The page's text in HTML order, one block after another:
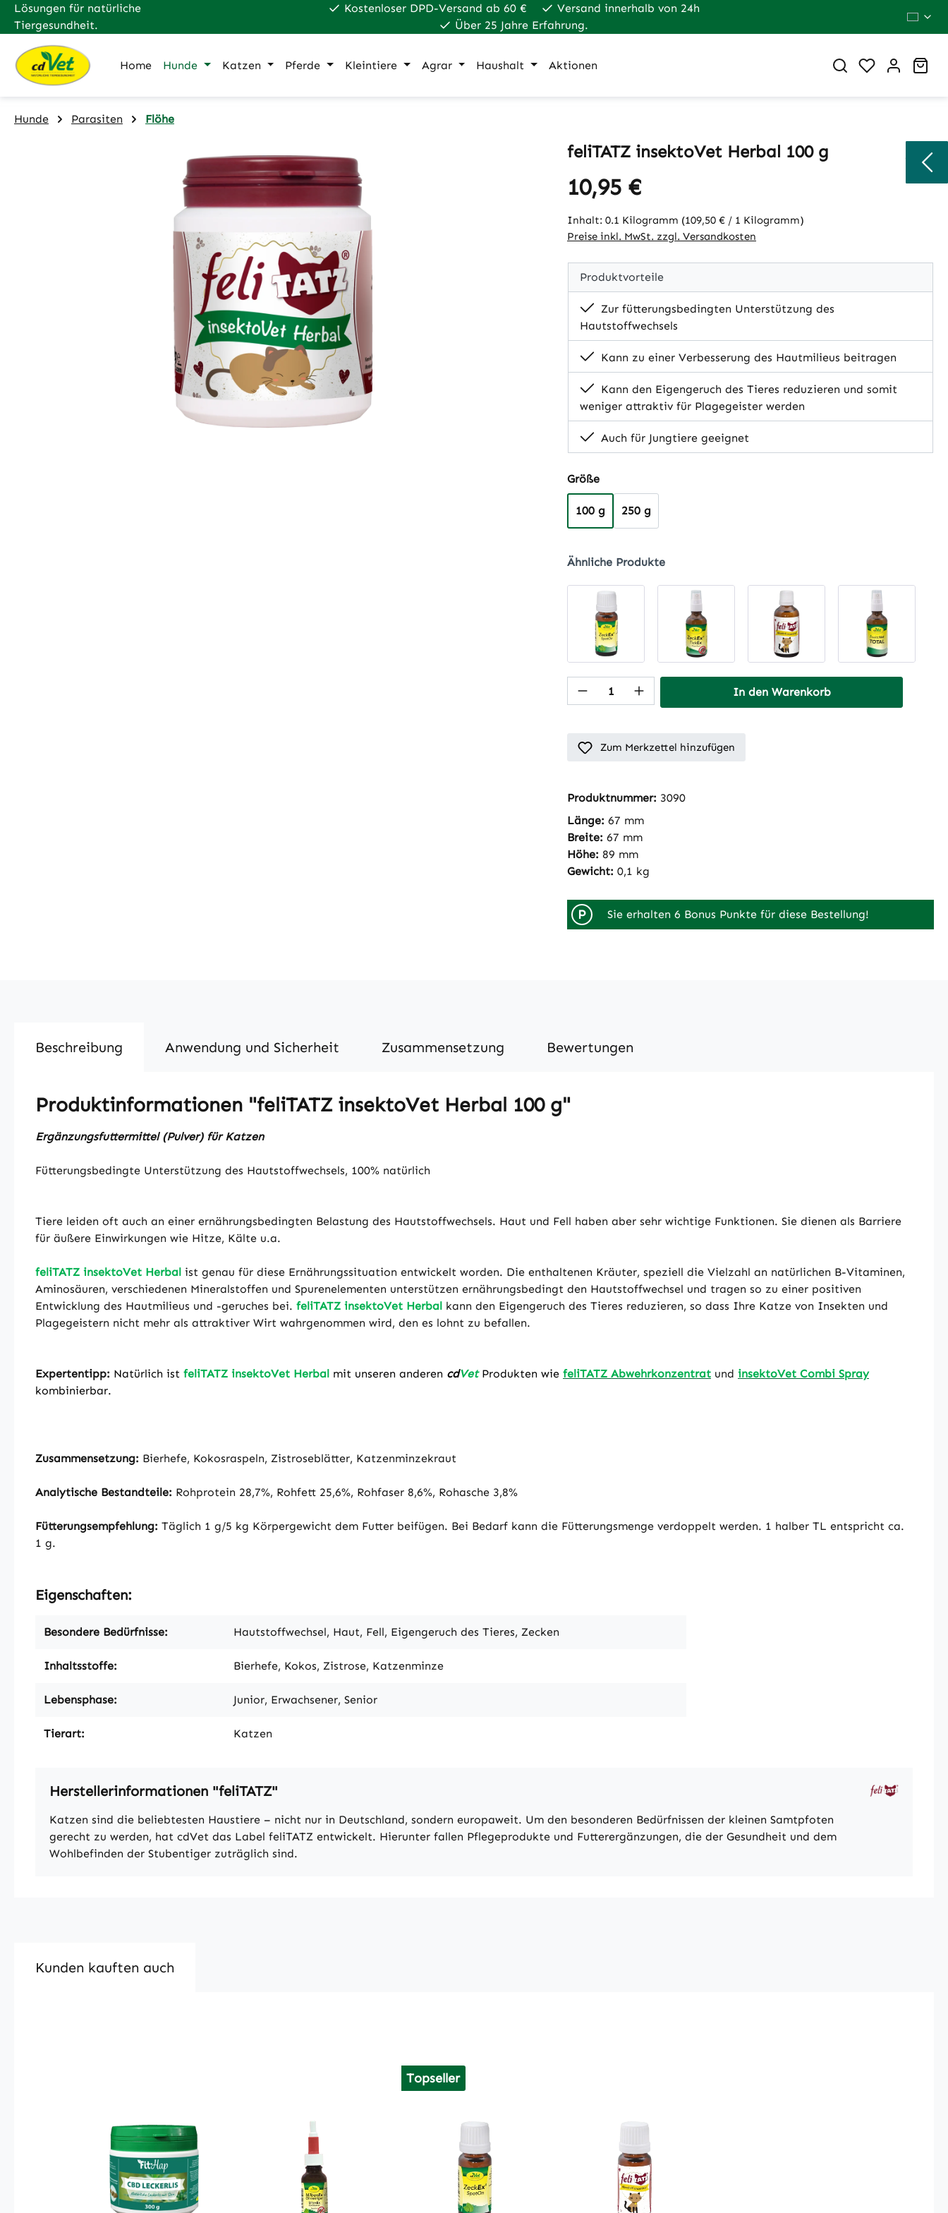
Hauptinhalt springen
Zur Suche springen
Zur Hauptnavigation springen
Lösungen für natürliche
Tiergesundheit.
Kostenloser DPD-Versand ab 60 €
Versand innerhalb von 24h
Über 25 Jahre Erfahrung.
Home Hunde Katzen Pferde Kleintiere Agrar Haushalt Aktionen Du hast 0
Hunde Parasiten Flöhe
feliTATZ insektoVet Herbal 100 g
Regulärer Preis:
10,95 €
Inhalt: 0.1 Kilogramm (109,50 € / 1 Kilogramm)
Preise inkl. MwSt. zzgl. Versandkosten
Produktvorteile
Zur fütterungsbedingten Unterstützung des
Hautstoffwechsels
Kann zu einer Verbesserung des Hautmilieus beitragen
Kann den Eigengeruch des Tieres reduzieren und somit
weniger attraktiv für Plagegeister werden
Auch für Jungtiere geeignet
Größeauswählen
100 g 250 g
Ähnliche Produkte
Produkt Anzahl: Gib den gewünschten Wert
In den Warenkorb
Zum Merkzettel hinzufügen
Produktnummer: 3090
Länge: 67 mm
Breite: 67 mm
Höhe: 89 mm
Gewicht: 0,1 kg
P Sie erhalten 6 Bonus Punkte für diese Bestellung!
Beschreibung Anwendung und Sicherheit Zusammensetzung Bewertungen
Produktinformationen "feliTATZ insektoVet Herbal 100 g"
Ergänzungsfuttermittel (Pulver) für Katzen
Fütterungsbedingte Unterstützung des Hautstoffwechsels, 100% natürlich
Tiere leiden oft auch an einer ernährungsbedingten Belastung des Hautstoffwechsels. Haut und Fell haben aber sehr wichtige Funktionen. Sie dienen als Barriere
für äußere Einwirkungen wie Hitze, Kälte u.a.
feliTATZ insektoVet Herbal ist genau für diese Ernährungssituation entwickelt worden. Die enthaltenen Kräuter, speziell die Vielzahl an natürlichen B-Vitaminen,
Aminosäuren, verschiedenen Mineralstoffen und Spurenelementen unterstützen ernährungsbedingt den Hautstoffwechsel und tragen so zu einer positiven
Entwicklung des Hautmilieus und -geruches bei. feliTATZ insektoVet Herbal kann den Eigengeruch des Tieres reduzieren, so dass Ihre Katze von Insekten und
Plagegeistern nicht mehr als attraktiver Wirt wahrgenommen wird, den es lohnt zu befallen.
Expertentipp: Natürlich ist feliTATZ insektoVet Herbal mit unseren anderen cdVet Produkten wie feliTATZ Abwehrkonzentrat und insektoVet Combi Spray
kombinierbar.
Zusammensetzung: Bierhefe, Kokosraspeln, Zistroseblätter, Katzenminzekraut
Analytische Bestandteile: Rohprotein 28,7%, Rohfett 25,6%, Rohfaser 8,6%, Rohasche 3,8%
Fütterungsempfehlung: Täglich 1 g/5 kg Körpergewicht dem Futter beifügen. Bei Bedarf kann die Fütterungsmenge verdoppelt werden. 1 halber TL entspricht ca.
1 g.
Eigenschaften:
Besondere Bedürfnisse: Hautstoffwechsel, Haut, Fell, Eigengeruch des Tieres, Zecken
Inhaltsstoffe: Bierhefe, Kokos, Zistrose, Katzenminze
Lebensphase: Junior, Erwachsener, Senior
Tierart: Katzen
Herstellerinformationen "feliTATZ"
Katzen sind die beliebtesten Haustiere – nicht nur in Deutschland, sondern europaweit. Um den besonderen Bedürfnissen der kleinen Samtpfoten
gerecht zu werden, hat cdVet das Label feliTATZ entwickelt. Hierunter fallen Pflegeprodukte und Futterergänzungen, die der Gesundheit und dem
Wohlbefinden der Stubentiger zuträglich sind.
Kunden kauften auch
Topseller